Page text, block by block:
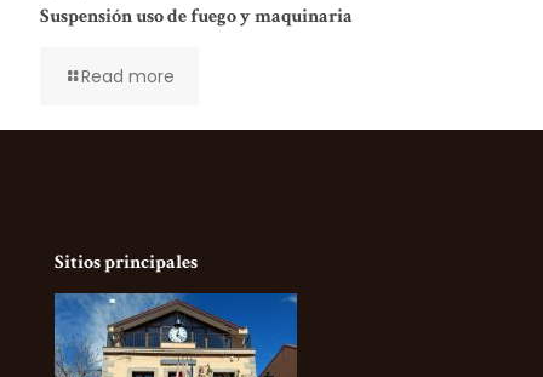
Suspensión uso de fuego y maquinaria
Read more
Sitios principales